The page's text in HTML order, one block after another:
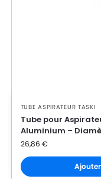
TUBE ASPIRATEUR TASKI
Tube pour
Aluminium –
26,86 €